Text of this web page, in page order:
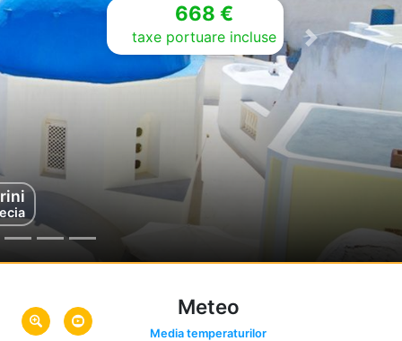
668 €
taxe portuare incluse
Next
Meteo
Media temperaturilor